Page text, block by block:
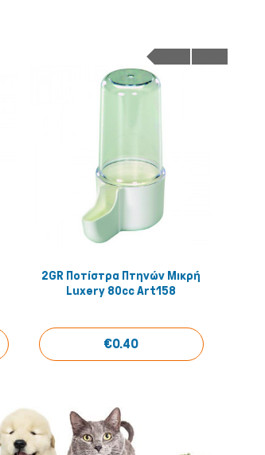
Quick View
2GR Ποτίστρα Πτηνών Μικρή
Luxery 80cc Art158
€0.40